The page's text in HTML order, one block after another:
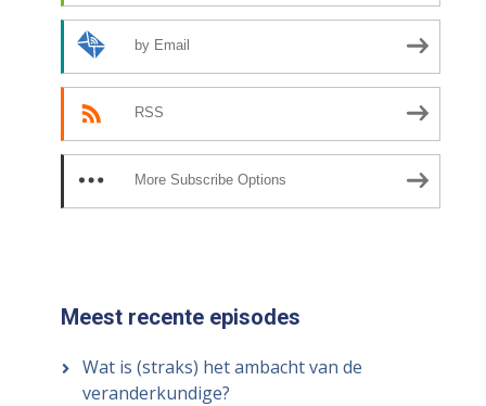
by Email
RSS
More Subscribe Options
Meest recente episodes
Wat is (straks) het ambacht van de
veranderkundige?